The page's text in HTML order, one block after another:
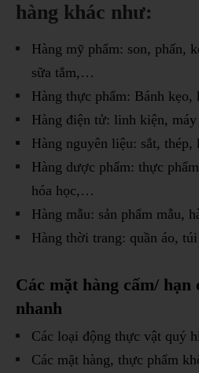
hàng khác như:
Hàng mỹ phẩm: son, phấn,
sữa tắm,…
Hàng thực phẩm: Bánh
Hàng điện tử: linh kiện,
Hàng nguyên liệu: sắt,
Hàng dược phẩm: thực
hóa học,…
Hàng mẫu: sản phẩm mẫu,
Hàng thời trang: quần áo,
Các mặt hàng cấm/ hạn
nhanh
Các loại động thực vật quý
Các mặt hàng, thực phẩm